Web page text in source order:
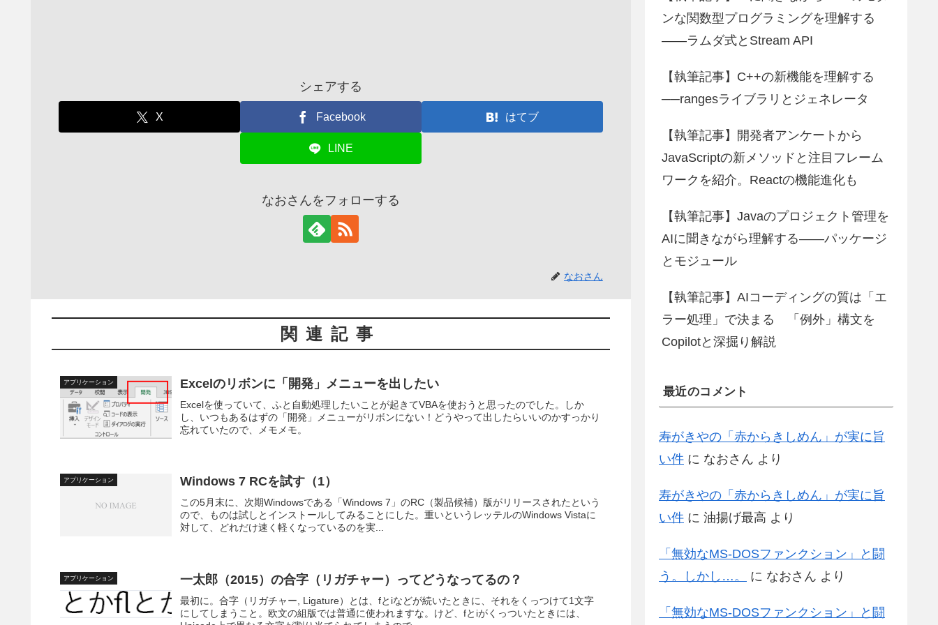
シェアする
X Facebook はてブ
LINE
なおさんをフォローする
なおさん
関連記事
アプリケーション Excelのリボンに「開発」メニューを出したい
Excelを使っていて、ふと自動処理したいことが起きてVBAを使おうと思ったのでした。しか
し、いつもあるはずの「開発」メニューがリボンにない！どうやって出したらいいのかすっかり
忘れていたので、メモメモ。
アプリケーション Windows 7 RCを試す（1）
この5月末に、次期Windowsである「Windows 7」のRC（製品候補）版がリリースされたという
ので、ものは試しとインストールしてみることにした。重いというレッテルのWindows Vistaに
対して、どれだけ速く軽くなっているのを実...
アプリケーション 一太郎（2015）の合字（リガチャー）ってどうなってるの？
最初に。合字（リガチャー, Ligature）とは、fとiなどが続いたときに、それをくっつけて1文字
にしてしまうこと。欧文の組版では普通に使われますな。けど、fとiがくっついたときには、
ンな関数型プログラミングを理解する
――ラムダ式とStream API
【執筆記事】C++の新機能を理解する
──rangesライブラリとジェネレータ
【執筆記事】開発者アンケートから
JavaScriptの新メソッドと注目フレーム
ワークを紹介。Reactの機能進化も
【執筆記事】Javaのプロジェクト管理を
AIに聞きながら理解する――パッケージ
とモジュール
【執筆記事】AIコーディングの質は「エ
ラー処理」で決まる 「例外」構文を
Copilotと深掘り解説
最近のコメント
寿がきやの「赤からきしめん」が実に旨
い件 に なおさん より
寿がきやの「赤からきしめん」が実に旨
い件 に 油揚げ最高 より
「無効なMS-DOSファンクション」と闘
う。しかし…。
に なおさん より
「無効なMS-DOSファンクション」と闘